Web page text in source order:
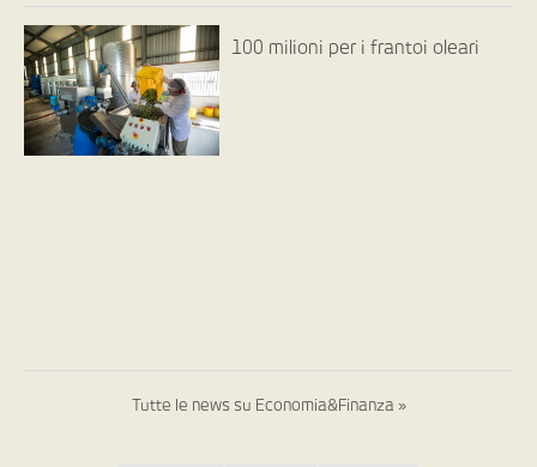
100 milioni per i frantoi oleari
Tutte le news su Economia&Finanza »